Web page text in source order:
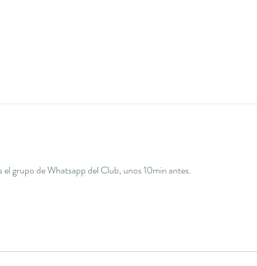
el grupo de Whatsapp del Club, unos 10min antes.